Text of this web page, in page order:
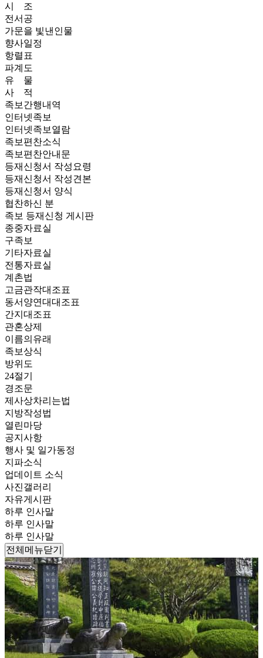
시 조
전서공
가문을 빛낸인물
향사일정
항렬표
파계도
유 물
사 적
족보간행내역
인터넷족보
인터넷족보열람
족보편찬소식
족보편찬안내문
등재신청서 작성요령
등재신청서 작성견본
등재신청서 양식
협찬하신 분
족보 등재신청 게시판
종중자료실
구족보
기타자료실
전통자료실
계촌법
고금관작대조표
동서양연대대조표
간지대조표
관혼상제
이름의유래
족보상식
방위도
24절기
경조문
제사상차리는법
지방작성법
열린마당
공지사항
행사 및 일가동정
지파소식
업데이트 소식
사진갤러리
자유게시판
하루 인사말
하루 인사말
하루 인사말
전체메뉴닫기